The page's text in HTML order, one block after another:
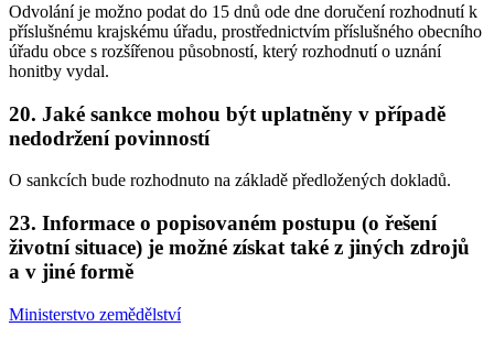
Odvolání je možno podat do 15 dnů ode dne doručení rozhodnutí k
příslušnému krajskému úřadu, prostřednictvím příslušného obecního
úřadu obce s rozšířenou působností, který rozhodnutí o uznání
honitby vydal.
20. Jaké sankce mohou být uplatněny v případě
nedodržení povinností
O sankcích bude rozhodnuto na základě předložených dokladů.
23. Informace o popisovaném postupu (o řešení
životní situace) je možné získat také z jiných zdrojů
a v jiné formě
Ministerstvo zemědělství